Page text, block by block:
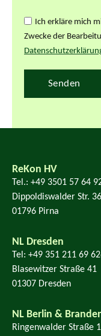
Ich erkläre mich
Zwecke der
Senden
ReKon HV
Tel.: +49 3501 57 64
Dippoldiswalder Str. 36
01796 Pirna
NL Dresden
Tel: +49 351 211 69
Blasewitzer Straße 41
01307 Dresden
NL Berlin &
Ringenwalder Straße